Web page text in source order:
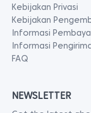
Kebijakan Privasi
Kebijakan
Informasi
Informasi
FAQ
NEWSLETTER